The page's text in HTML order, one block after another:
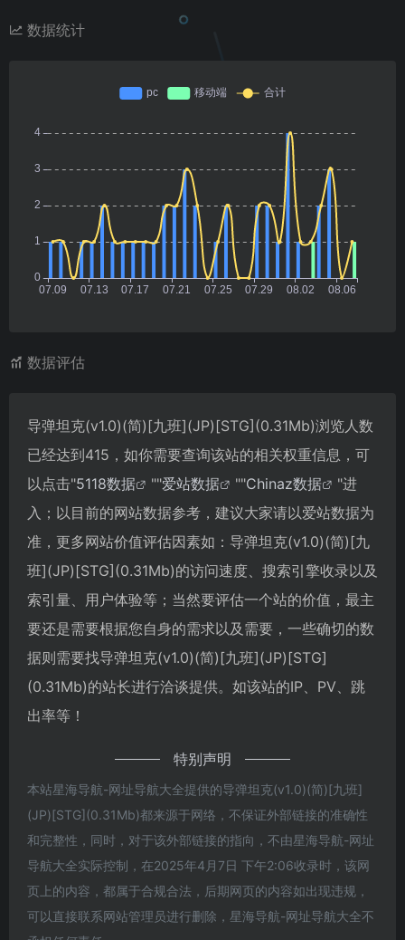
数据统计
数据评估
导弹坦克(v1.0)(简)[九班](JP)[STG](0.31Mb)浏览人数
已经达到415，如你需要查询该站的相关权重信息，可
以点击"5118数据 ""爱站数据 ""Chinaz数据
"进
入；以目前的网站数据参考，建议大家请以爱站数据为
准，更多网站价值评估因素如：导弹坦克(v1.0)(简)[九
班](JP)[STG](0.31Mb)的访问速度、搜索引擎收录以及
索引量、用户体验等；当然要评估一个站的价值，最主
要还是需要根据您自身的需求以及需要，一些确切的数
据则需要找导弹坦克(v1.0)(简)[九班](JP)[STG]
(0.31Mb)的站长进行洽谈提供。如该站的IP、PV、跳
出率等！
特别声明
本站星海导航-网址导航大全提供的导弹坦克(v1.0)(简)[九班]
(JP)[STG](0.31Mb)都来源于网络，不保证外部链接的准确性
和完整性，同时，对于该外部链接的指向，不由星海导航-网址
导航大全实际控制，在2025年4月7日 下午2:06收录时，该网
页上的内容，都属于合规合法，后期网页的内容如出现违规，
可以直接联系网站管理员进行删除，星海导航-网址导航大全不